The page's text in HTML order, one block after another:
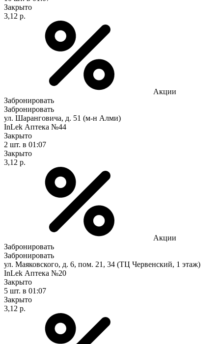
Закрыто
3,12 р.
Акции
Забронировать
Забронировать
ул. Шаранговича, д. 51 (м-н Алми)
InLek Аптека №44
Закрыто
2 шт. в 01:07
Закрыто
3,12 р.
Акции
Забронировать
Забронировать
ул. Маяковского, д. 6, пом. 21, 34 (ТЦ Червенский, 1 этаж)
InLek Аптека №20
Закрыто
5 шт. в 01:07
Закрыто
3,12 р.